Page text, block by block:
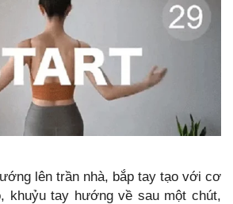
lên trần nhà, bắp tay tạo với cơ
khuỷu tay hướng về sau một chút,